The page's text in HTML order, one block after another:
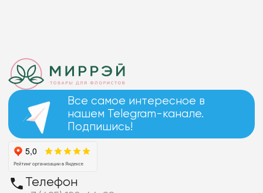
Все самое интересное в
нашем Telegram-канале.
Подпишись!
Телефон